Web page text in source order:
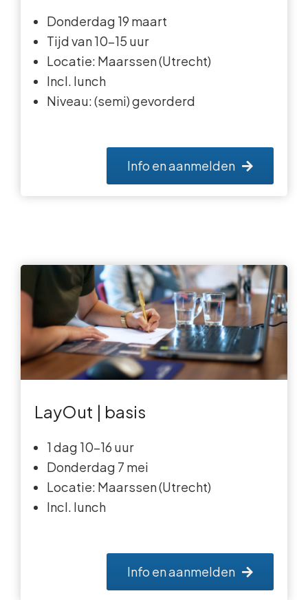
Donderdag 19 maart
Tijd van 10-15 uur
Locatie: Maarssen (Utrecht)
Incl. lunch
Niveau: (semi) gevorderd
Info en aanmelden
LayOut | basis
1 dag 10-16 uur
Donderdag 7 mei
Locatie: Maarssen (Utrecht)
Incl. lunch
Info en aanmelden